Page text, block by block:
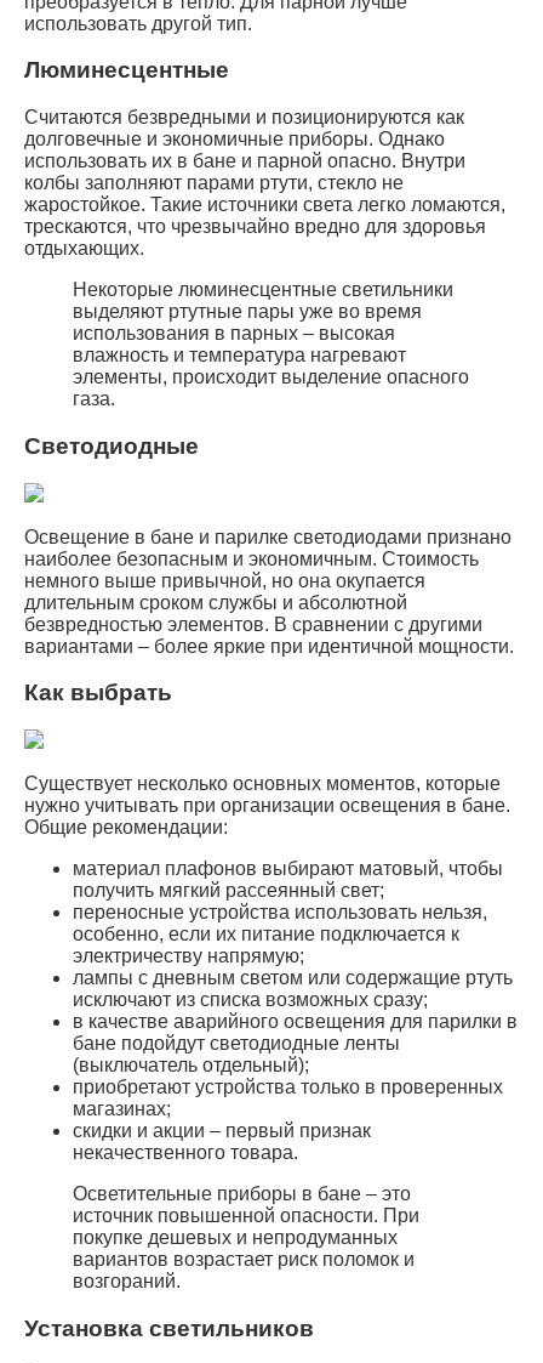
использовать другой тип.
Люминесцентные
Считаются безвредными и позиционируются как
долговечные и экономичные приборы. Однако
использовать их в бане и парной опасно. Внутри
колбы заполняют парами ртути, стекло не
жаростойкое. Такие источники света легко ломаются,
трескаются, что чрезвычайно вредно для здоровья
отдыхающих.
Некоторые люминесцентные светильники
выделяют ртутные пары уже во время
использования в парных – высокая
влажность и температура нагревают
элементы, происходит выделение опасного
газа.
Светодиодные
Освещение в бане и парилке светодиодами признано
наиболее безопасным и экономичным. Стоимость
немного выше привычной, но она окупается
длительным сроком службы и абсолютной
безвредностью элементов. В сравнении с другими
вариантами – более яркие при идентичной мощности.
Как выбрать
Существует несколько основных моментов, которые
нужно учитывать при организации освещения в бане.
Общие рекомендации:
материал плафонов выбирают матовый, чтобы
получить мягкий рассеянный свет;
переносные устройства использовать нельзя,
особенно, если их питание подключается к
электричеству напрямую;
лампы с дневным светом или содержащие ртуть
исключают из списка возможных сразу;
в качестве аварийного освещения для парилки в
бане подойдут светодиодные ленты
(выключатель отдельный);
приобретают устройства только в проверенных
магазинах;
скидки и акции – первый признак
некачественного товара.
Осветительные приборы в бане – это
источник повышенной опасности. При
покупке дешевых и непродуманных
вариантов возрастает риск поломок и
возгораний.
Установка светильников